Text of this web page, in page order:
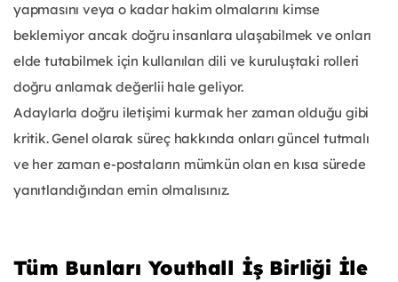
yapmasını veya o kadar hakim olmalarını kimse
beklemiyor ancak doğru insanlara ulaşabilmek ve onları
elde tutabilmek için kullanılan dili ve kuruluştaki rolleri
doğru anlamak değerlii hale geliyor.
Adaylarla doğru iletişimi kurmak her zaman olduğu gibi
kritik. Genel olarak süreç hakkında onları güncel tutmalı
ve her zaman e-postaların mümkün olan en kısa sürede
yanıtlandığından emin olmalısınız.
Tüm Bunları Youthall İş Birliği İle